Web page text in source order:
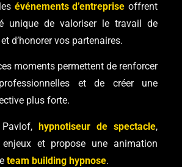
événements d’entreprise offrent
unique de valoriser le travail de
d’honorer vos partenaires.
moments permettent de renforcer
et de créer une
plus forte.
hypnotiseur de spectacle,
et propose une animation
team building hypnose.